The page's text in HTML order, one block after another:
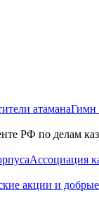
атамана
РФ по делам
Ассоциация
акции и добрые